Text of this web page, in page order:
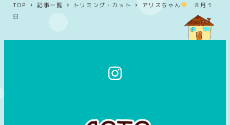
TOP 記事一覧 トリミング・カット アリスちゃん
８月１
日
ム